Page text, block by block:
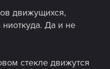
движущихся,
Да и не
стекле движутся